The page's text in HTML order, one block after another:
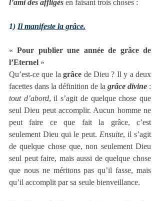
l’ami des affligés en faisant trois choses :
1) Il manifeste la grâce.
« Pour publier une année de grâce de
l’Eternel »
Qu’est-ce que la grâce de Dieu ? Il y a deux
facettes dans la définition de la grâce divine
tout d’abord, il s’agit de quelque chose que
seul Dieu peut accomplir. Aucun homme ne
peut faire ce que fait la grâce, c’est
seulement Dieu qui le peut. Ensuite, il s’agit
de quelque chose que, non seulement Dieu
seul peut faire, mais aussi de quelque chose
que nous ne méritons pas qu’il fasse, mais
qu’il accomplit par sa seule bienveillance.